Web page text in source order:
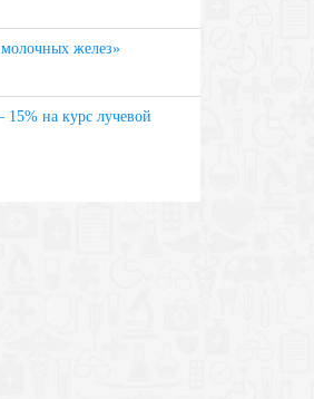
желез»
на курс лучевой